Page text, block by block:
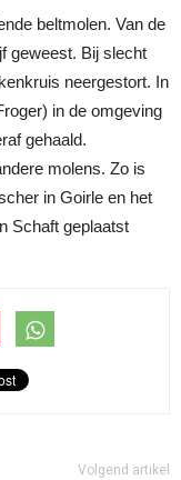
beltmolen. Van de
geweest. Bij slecht
neergestort. In
in de omgeving
gehaald.
molens. Zo is
in Goirle en het
Schaft geplaatst
Volgend artikel